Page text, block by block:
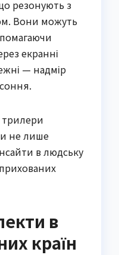
резонують з
Вони можуть
екранні
— надмір
трилери
не лише
в людську
в
країн